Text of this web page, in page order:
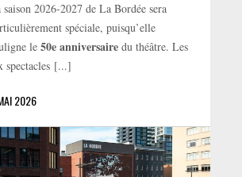
saison 2026-2027 de La Bordée sera
spéciale, puisqu’elle
le50e anniversaire du théâtre. Les
spectacles [...]
2026